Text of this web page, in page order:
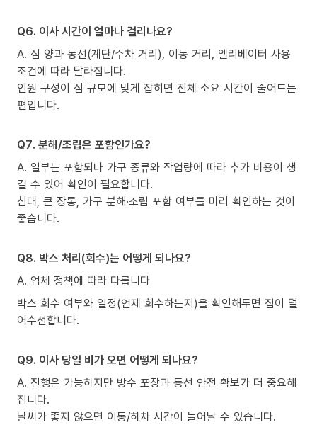
Q6. 이사 시간이 얼마나 걸리나요?
A. 짐 양과 동선(계단/주차 거리), 이동 거리, 엘리베이터 사용
조건에 따라 달라집니다.
인원 구성이 짐 규모에 맞게 잡히면 전체 소요 시간이 줄어드는
편입니다.
Q7. 분해/조립은 포함인가요?
A. 일부는 포함되나 가구 종류와 작업량에 따라 추가 비용이 생
길 수 있어 확인이 필요합니다.
침대, 큰 장롱, 가구 분해·조립 포함 여부를 미리 확인하는 것이
좋습니다.
Q8. 박스 처리(회수)는 어떻게 되나요?
A. 업체 정책에 따라 다릅니다
박스 회수 여부와 일정(언제 회수하는지)을 확인해두면 집이 덜
어수선합니다.
Q9. 이사 당일 비가 오면 어떻게 되나요?
A. 진행은 가능하지만 방수 포장과 동선 안전 확보가 더 중요해
집니다.
날씨가 좋지 않으면 이동/하차 시간이 늘어날 수 있습니다.